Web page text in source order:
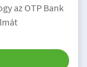
az OTP Bank